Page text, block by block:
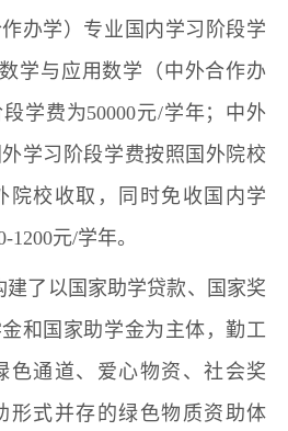
办学）专业国内学习阶段学
学与应用数学（中外合作办
学费为50000元/学年；中外
学习阶段学费按照国外院校
院校收取，同时免收国内学
元/学年。
建了以国家助学贷款、国家奖
和国家助学金为主体，勤工
色通道、爱心物资、社会奖
形式并存的绿色物质资助体